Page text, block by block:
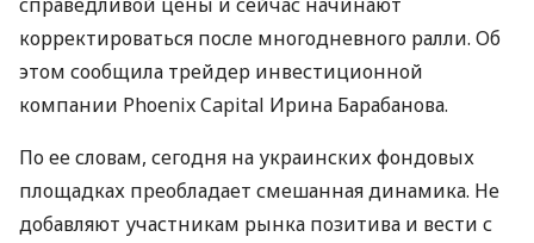
корректироваться после многодневного ралли. Об
этом сообщила трейдер инвестиционной
компании Phoenix Capital Ирина Барабанова.
По ее словам, сегодня на украинских фондовых
площадках преобладает смешанная динамика. Не
добавляют участникам рынка позитива и вести с